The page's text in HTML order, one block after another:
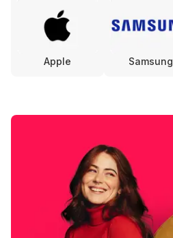
Apple Samsung